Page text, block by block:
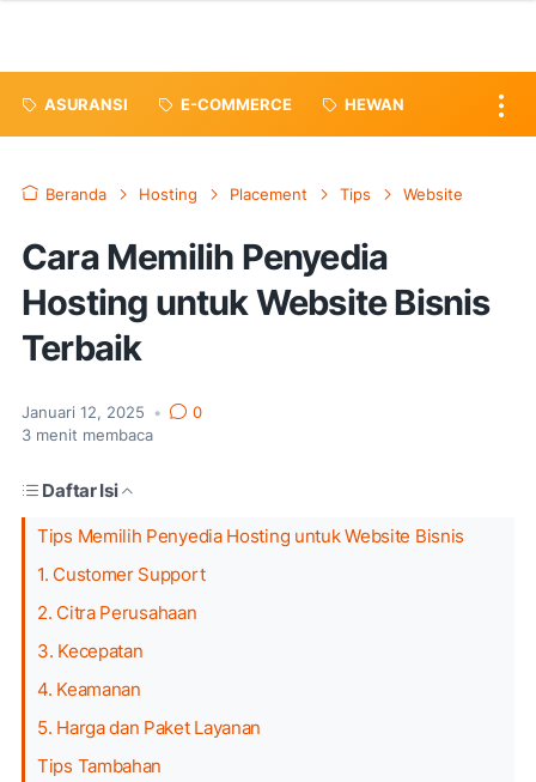
ASURANSI E-COMMERCE HEWAN
Beranda Hosting Placement Tips Website
Cara Memilih Penyedia
Hosting untuk Website Bisnis
Terbaik
Januari 12, 2025 •
0
3 menit membaca
Daftar Isi
Tips Memilih Penyedia Hosting untuk Website Bisnis
1. Customer Support
2. Citra Perusahaan
3. Kecepatan
4. Keamanan
5. Harga dan Paket Layanan
Tips Tambahan